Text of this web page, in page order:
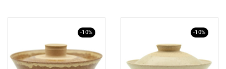
-10% -10%